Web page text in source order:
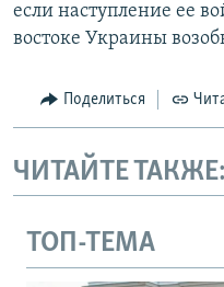
если наступление ее
востоке Украины
Поделиться
ЧИТАЙТЕ ТАКЖЕ:
ТОП-ТЕМА